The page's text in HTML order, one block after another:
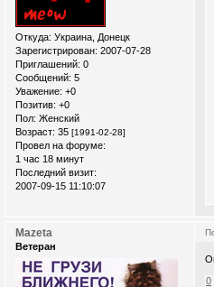
Откуда: Украина, Донецк
Зарегистрирован: 2007-07-28
Приглашений: 0
Сообщений: 5
Уважение: +0
Позитив: +0
Пол: Женский
Возраст: 35 [1991-02-28]
Провел на форуме:
1 час 18 минут
Последний визит:
2007-09-15 11:10:07
Mazeta
Ветеран
0